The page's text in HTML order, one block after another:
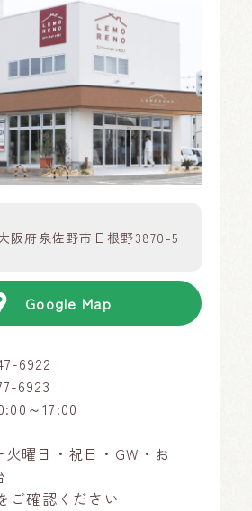
阪府泉佐野市日根野3870-5
Google Map
6922
6923
～17:00
曜日・祝日・GW・お
ご確認ください